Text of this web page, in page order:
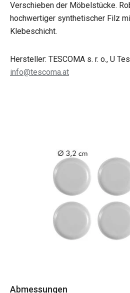
Verschieben der Möbelstücke.
hochwertiger synthetischer Filz
Klebeschicht.
Hersteller: TESCOMA s. r. o., U
info@tescoma.at
Abmessungen